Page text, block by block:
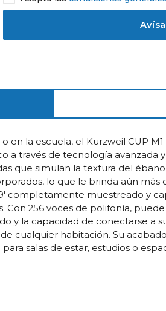
en la escuela, el Kurzweil CUP
través de tecnología avanzada
que simulan la textura del
lo que le brinda aún
completamente muestreado y
256 voces de polifonía,
y la capacidad de conectarse a
cualquier habitación. Su
salas de estar, estudios o